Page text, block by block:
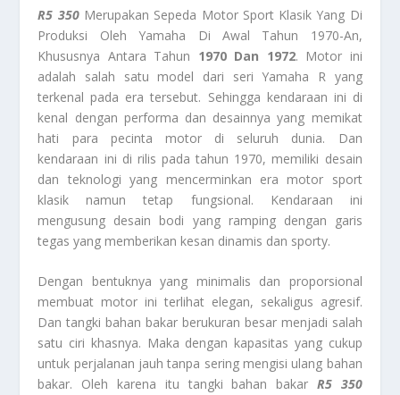
R5 350Merupakan Sepeda Motor Sport Klasik Yang Di
Produksi Oleh Yamaha Di Awal Tahun 1970-An,
Khususnya Antara Tahun 1970 Dan 1972. Motor ini
adalah salah satu model dari seri Yamaha R yang
terkenal pada era tersebut. Sehingga kendaraan ini di
kenal dengan performa dan desainnya yang memikat
hati para pecinta motor di seluruh dunia. Dan
kendaraan ini di rilis pada tahun 1970, memiliki desain
dan teknologi yang mencerminkan era motor sport
klasik namun tetap fungsional. Kendaraan ini
mengusung desain bodi yang ramping dengan garis
tegas yang memberikan kesan dinamis dan sporty.
Dengan bentuknya yang minimalis dan proporsional
membuat motor ini terlihat elegan, sekaligus agresif.
Dan tangki bahan bakar berukuran besar menjadi salah
satu ciri khasnya. Maka dengan kapasitas yang cukup
untuk perjalanan jauh tanpa sering mengisi ulang bahan
bakar. Oleh karena itu tangki bahan bakar R5 350